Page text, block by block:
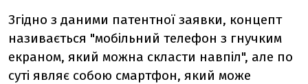
Згідно з даними патентної заявки, концепт
називається "мобільний телефон з гнучким
екраном, який можна скласти навпіл", але по
суті являє собою смартфон, який може